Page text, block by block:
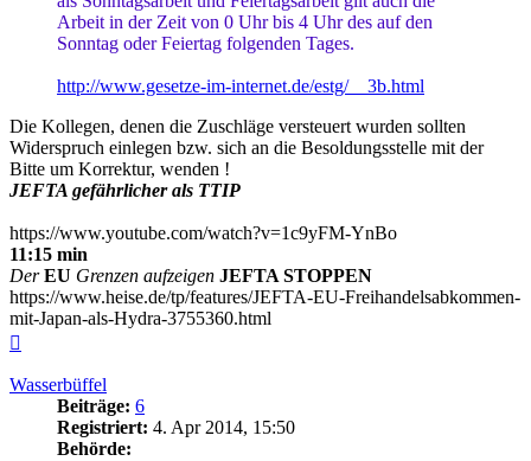
Arbeit in der Zeit von 0 Uhr bis 4 Uhr des auf den
Sonntag oder Feiertag folgenden Tages.
http://www.gesetze-im-internet.de/estg/__3b.html
Die Kollegen, denen die Zuschläge versteuert wurden sollten
Widerspruch einlegen bzw. sich an die Besoldungsstelle mit der
Bitte um Korrektur, wenden !
JEFTA gefährlicher als TTIP
https://www.youtube.com/watch?v=1c9yFM-YnBo
11:15 min
Der EU Grenzen aufzeigen JEFTA STOPPEN
https://www.heise.de/tp/features/JEFTA-EU-Freihandelsabkommen-
mit-Japan-als-Hydra-3755360.html
Wasserbüffel
Beiträge: 6
Registriert: 4. Apr 2014, 15:50
Behörde: